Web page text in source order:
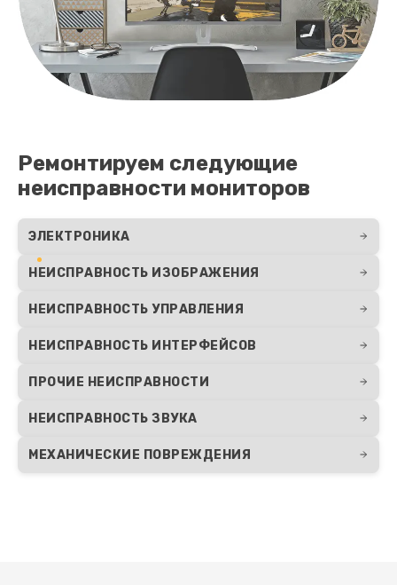
Ремонтируем следующие
неисправности мониторов
ЭЛЕКТРОНИКА
НЕИСПРАВНОСТЬ ИЗОБРАЖЕНИЯ
НЕИСПРАВНОСТЬ УПРАВЛЕНИЯ
НЕИСПРАВНОСТЬ ИНТЕРФЕЙСОВ
ПРОЧИЕ НЕИСПРАВНОСТИ
НЕИСПРАВНОСТЬ ЗВУКА
МЕХАНИЧЕСКИЕ ПОВРЕЖДЕНИЯ